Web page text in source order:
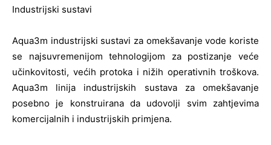
Industrijski sustavi
Aqua3m industrijski sustavi za omekšavanje vode koriste
se najsuvremenijom tehnologijom za postizanje veće
učinkovitosti, većih protoka i nižih operativnih troškova.
Aqua3m linija industrijskih sustava za omekšavanje
posebno je konstruirana da udovolji svim zahtjevima
komercijalnih i industrijskih primjena.